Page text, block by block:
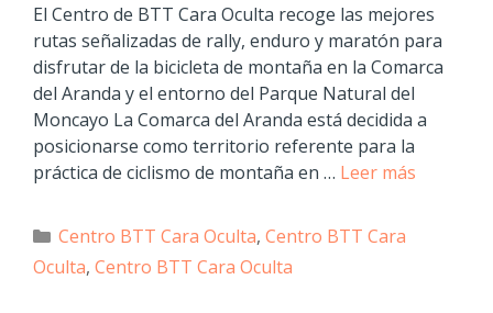
El Centro de BTT Cara Oculta recoge las mejores
rutas señalizadas de rally, enduro y maratón para
disfrutar de la bicicleta de montaña en la Comarca
del Aranda y el entorno del Parque Natural del
Moncayo La Comarca del Aranda está decidida a
posicionarse como territorio referente para la
práctica de ciclismo de montaña en … Leer más
Centro BTT Cara Oculta, Centro BTT Cara
Oculta, Centro BTT Cara Oculta